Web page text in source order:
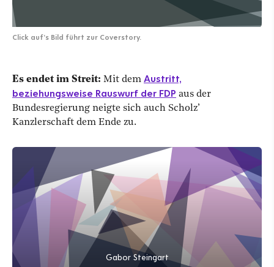
Click auf's Bild führt zur Coverstory.
Es endet im Streit: Mit dem Austritt,
beziehungsweise Rauswurf der FDP aus der
Bundesregierung neigte sich auch Scholz’
Kanzlerschaft dem Ende zu.
Gabor Steingart